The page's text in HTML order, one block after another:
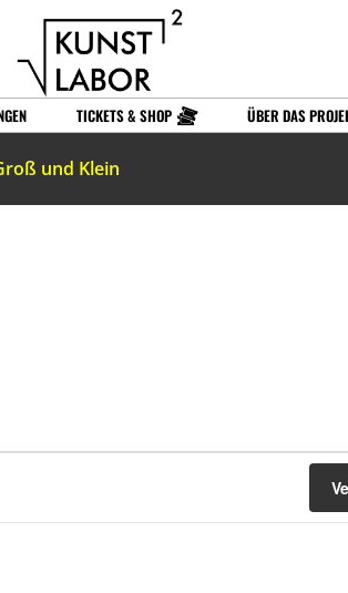
TICKETS & SHOP ÜBER DAS
und Klein